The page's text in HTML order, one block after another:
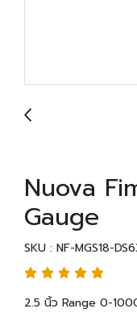
Nuova
Gauge
SKU : NF-MGS18-
2.5 นิ้ว Range 0-